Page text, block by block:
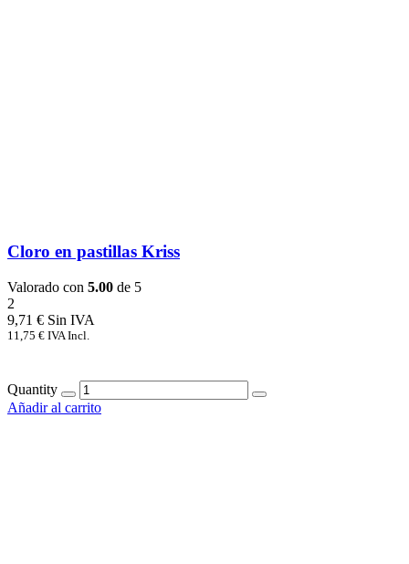
Cloro en pastillas Kriss
Valorado con 5.00 de 5
2
9,71 €
11,75 € IVA Incl.
Quantity
Añadir al carrito